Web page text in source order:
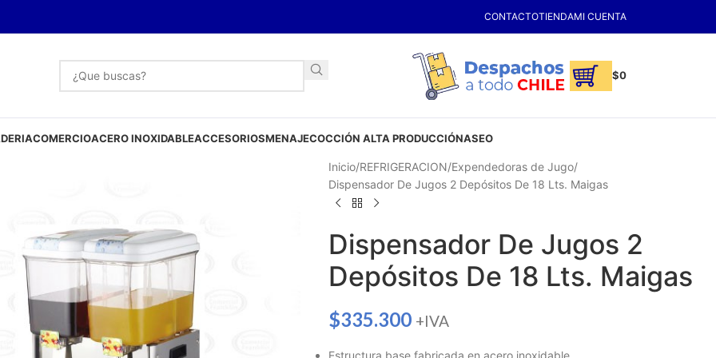
CONTACTOTIENDAMI CUENTA
$0
COMERCIOACERO INOXIDABLEACCESORIOSMENAJECOCCIÓN ALTA PRODUCCIÓNASEO
Inicio REFRIGERACION Expendedoras de Jugo
Dispensador De Jugos 2 Depósitos De 18 Lts. Maigas
Dispensador De Jugos 2
Depósitos De 18 Lts. Maigas
$335.300 +IVA
Estructura base fabricada en acero inoxidable.